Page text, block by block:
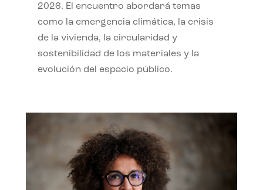
2026. El encuentro abordará temas
como la emergencia climática, la crisis
de la vivienda, la circularidad y
sostenibilidad de los materiales y la
evolución del espacio público.